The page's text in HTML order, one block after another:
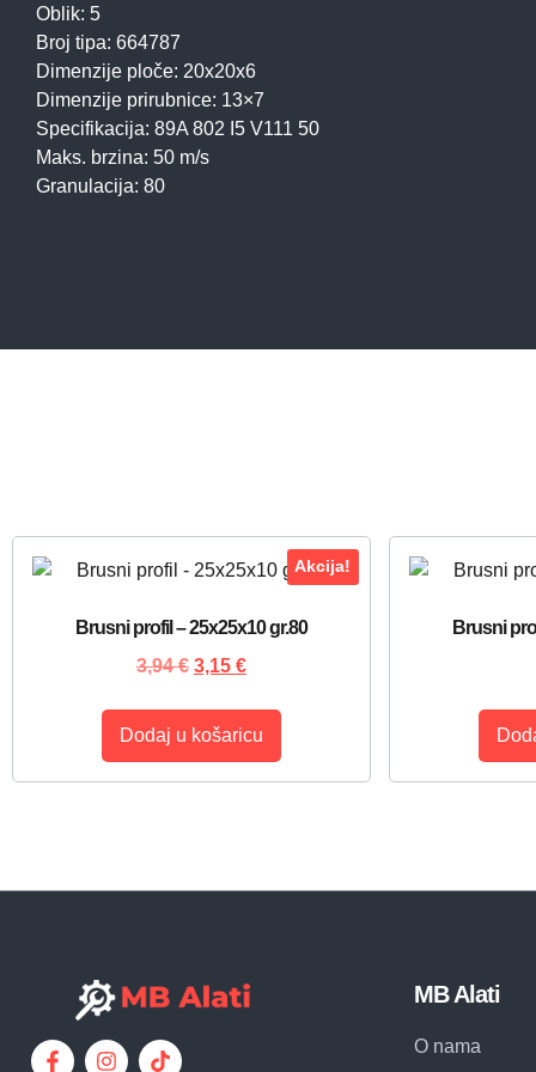
Oblik: 5
Broj tipa: 664787
Dimenzije ploče: 20x20x6
Dimenzije prirubnice: 13×7
Specifikacija: 89A 802 I5 V111 50
Maks. brzina: 50 m/s
Granulacija: 80
Akcija!
Brusni profil – 25x25x10 gr.80
3,94€ 3,15 €
Dodaj u košaricu
Brusni
MB Alati
O nama